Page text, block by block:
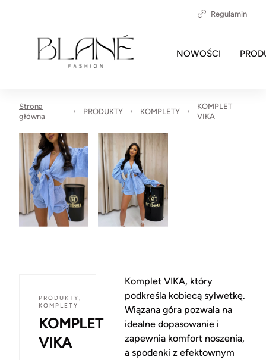
Regulamin
NOWOŚCI
Strona
główna
PRODUKTY KOMPLETY
KOMPLET
VIKA
PRODUKTY,
KOMPLETY
KOMPLET
VIKA
Komplet VIKA, który
podkreśla kobiecą sylwetkę.
Wiązana góra pozwala na
idealne dopasowanie i
zapewnia komfort noszenia,
a spodenki z efektownym